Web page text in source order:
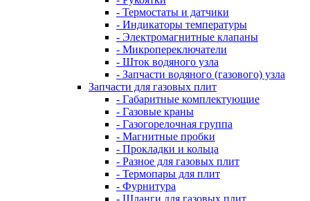
- Термостаты и датчики
- Индикаторы температуры
- Электромагнитные клапаны
- Микропереключатели
- Шток водяного узла
- Запчасти водяного (газового) узла
Запчасти для газовых плит
- Габаритные комплектующие
- Газовые краны
- Газогорелочная группа
- Магнитные пробки
- Прокладки и кольца
- Разное для газовых плит
- Термопары для плит
- Фурнитура
- Шланги для газовых плит